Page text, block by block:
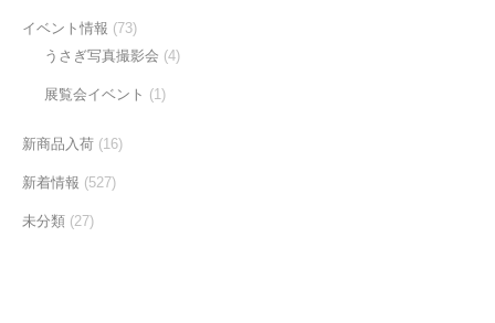
イベント情報 (73)
うさぎ写真撮影会 (4)
展覧会イベント (1)
新商品入荷 (16)
新着情報 (527)
未分類 (27)